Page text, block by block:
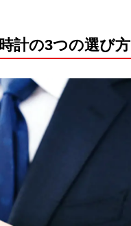
計の3つの選び方